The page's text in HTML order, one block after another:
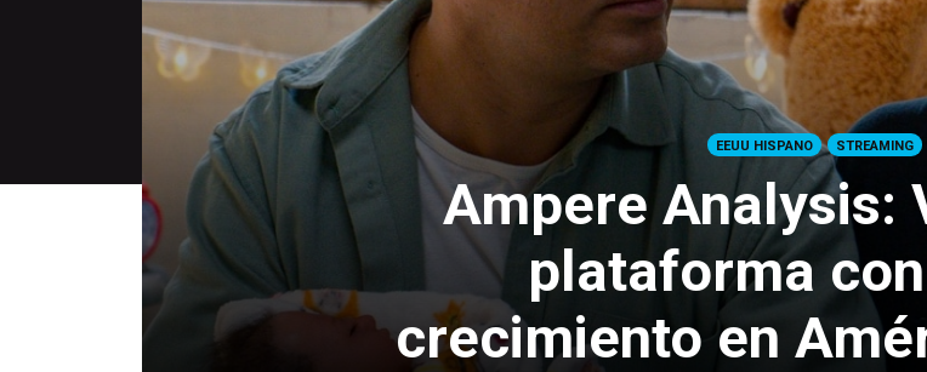
EEUU HISPANO STREAMING
Ampere Analysis:
plataforma
crecimiento en